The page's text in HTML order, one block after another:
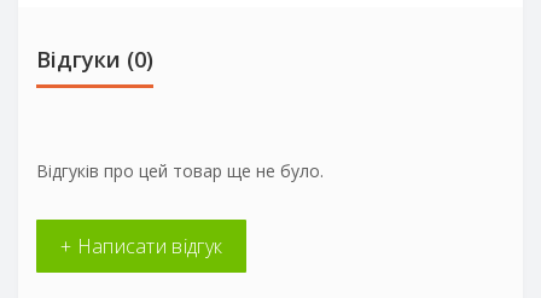
Відгуки (0)
Відгуків про цей товар ще не було.
+ Написати відгук